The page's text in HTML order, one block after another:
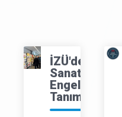
İZÜ'de
Sanat
Engel
Tanımadı